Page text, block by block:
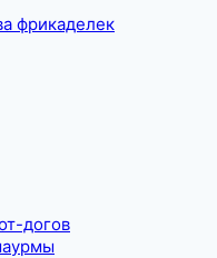
фрикаделек
догов